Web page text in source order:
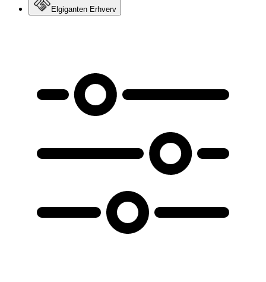
Elgiganten Erhverv